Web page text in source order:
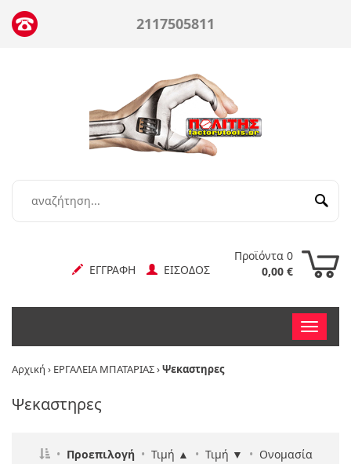
2117505811
Προϊόντα 0
0,00 €
ΕΓΓΡΑΦΗ ΕΙΣΟΔΟΣ
Toggle
nav
Αρχική › ΕΡΓΑΛΕΙΑ ΜΠΑΤΑΡΙΑΣ›Ψεκαστηρες
Ψεκαστηρες
• Προεπιλογή• Τιμή ▲ • Τιμή ▼ • Ονομασία